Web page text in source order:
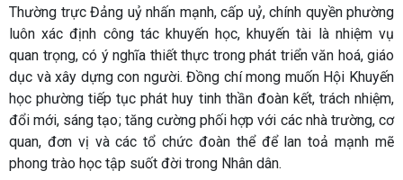
Thường trực Đảng uỷ nhấn mạnh, cấp uỷ, chính quyền phường
luôn xác định công tác khuyến học, khuyến tài là nhiệm vụ
quan trọng, có ý nghĩa thiết thực trong phát triển văn hoá, giáo
dục và xây dựng con người. Đồng chí mong muốn Hội Khuyến
học phường tiếp tục phát huy tinh thần đoàn kết, trách nhiệm,
đổi mới, sáng tạo; tăng cường phối hợp với các nhà trường, cơ
quan, đơn vị và các tổ chức đoàn thể để lan toả mạnh mẽ
phong trào học tập suốt đời trong Nhân dân.